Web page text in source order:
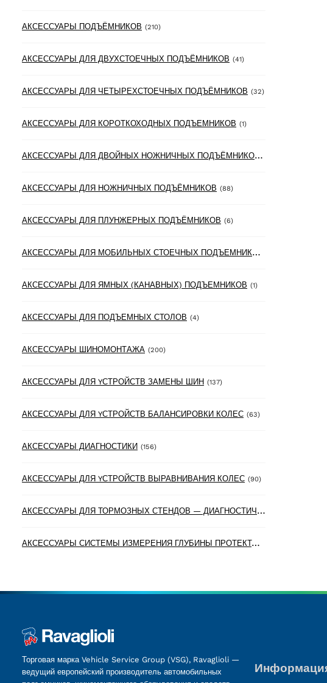
АКСЕССУАРЫ ПОДЪЁМНИКОВ (210)210 products
АКСЕССУАРЫ ДЛЯ ДВУХСТОЕЧНЫХ ПОДЪЁМНИКОВ (41)41 products
АКСЕССУАРЫ ДЛЯ ЧЕТЫРЕХСТОЕЧНЫХ ПОДЪЁМНИКОВ (32)32 products
АКСЕССУАРЫ ДЛЯ КОРОТКОХОДНЫХ ПОДЪЕМНИКОВ (1)1 product
А
КСЕССУАРЫ ДЛЯ ДВОЙНЫХ НОЖНИЧНЫХ ПОДЪЁМНИКОВ
АКСЕССУАРЫ ДЛЯ НОЖНИЧНЫХ ПОДЪЁМНИКОВ (88)88 products
АКСЕССУАРЫ ДЛЯ ПЛУНЖЕРНЫХ ПОДЪЁМНИКОВ (6)6 products
А
КСЕССУАРЫ ДЛЯ МОБИЛЬНЫХ СТОЕЧНЫХ ПОДЪЕМНИКОВ
АКСЕССУАРЫ ДЛЯ ЯМНЫХ (КАНАВНЫХ) ПОДЪЕМНИКОВ (1)1 product
АКСЕССУАРЫ ДЛЯ ПОДЪЕМНЫХ СТОЛОВ (4)4 products
АКСЕССУАРЫ ШИНОМОНТАЖА (200)200 products
АКСЕССУАРЫ ДЛЯ YСТРОЙСТВ ЗАМЕНЫ ШИН (137)137 products
АКСЕССУАРЫ ДЛЯ YСТРОЙСТВ БАЛАНСИРОВКИ КОЛЕС (63)63 products
АКСЕССУАРЫ ДИАГНОСТИКИ (156)156 products
АКСЕССУАРЫ ДЛЯ YСТРОЙСТВ ВЫРАВНИВАНИЯ КОЛЕС (90)90 products
А
КСЕССУАРЫ ДЛЯ ТОРМОЗНЫХ СТЕНДОВ — ДИАГНОСТИЧЕСКИХ ЛИНИЙ
А
КСЕССУАРЫ СИСТЕМЫ ИЗМЕРЕНИЯ ГЛУБИНЫ ПРОТЕКТОРА ШИН
Торговая марка Vehicle Service Group (VSG), Ravaglioli —
ведущий европейский производитель автомобильных